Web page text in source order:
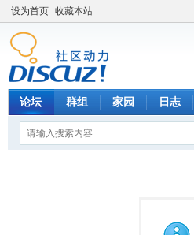
设为首页 收藏本站
论坛 群组 家园 日志